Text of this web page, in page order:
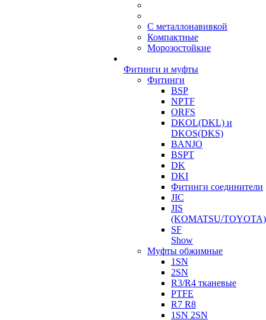
С металлонавивкой
Компактные
Морозостойкие
Фитинги и муфты
Фитинги
BSP
NPTF
ORFS
DKOL(DKL) и
DKOS(DKS)
BANJO
BSPT
DK
DKI
Фитинги соединители
JIC
JIS
(KOMATSU/TOYOTA)
SF
Show
Муфты обжимные
1SN
2SN
R3/R4 тканевые
PTFE
R7 R8
1SN 2SN